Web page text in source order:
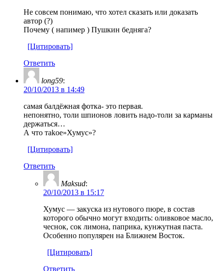
Не совсем понимаю, что хотел сказать или доказать
автор (?)
Почему ( напимер ) Пушкин бедняга?
[Цитировать]
Ответить
long59:
20/10/2013 в 14:49
самая балдёжная фотка- это первая.
непонятно, толи шпионов ловить надо-толи за карманы
держаться…
А что таkое»Хумус»?
[Цитировать]
Ответить
Maksud:
20/10/2013 в 15:17
Хумус — закуска из нутового пюре, в состав
которого обычно могут входить: оливковое масло,
чеснок, сок лимона, паприка, кунжутная паста.
Oсобенно популярен на Ближнем Восток.
[Цитировать]
Ответить